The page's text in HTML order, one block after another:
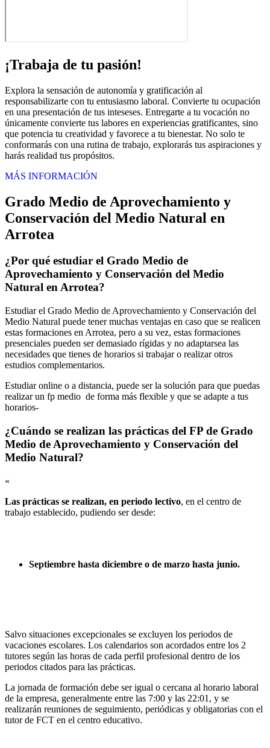
¡Trabaja de tu pasión!
Explora la sensación de autonomía y gratificación al
responsabilizarte con tu entusiasmo laboral. Convierte tu ocupación
en una presentación de tus inteseses. Entregarte a tu vocación no
únicamente convierte tus labores en experiencias gratificantes, sino
que potencia tu creatividad y favorece a tu bienestar. No solo te
conformarás con una rutina de trabajo, explorarás tus aspiraciones y
harás realidad tus propósitos.
MÁS INFORMACIÓN
Grado Medio de Aprovechamiento y
Conservación del Medio Natural en
Arrotea
¿Por qué estudiar el Grado Medio de
Aprovechamiento y Conservación del Medio
Natural en Arrotea?
Estudiar el Grado Medio de Aprovechamiento y Conservación del
Medio Natural puede tener muchas ventajas en caso que se realicen
estas formaciones en Arrotea, pero a su vez, estas formaciones
presenciales pueden ser demasiado rígidas y no adaptarsea las
necesidades que tienes de horarios si trabajar o realizar otros
estudios complementarios.
Estudiar online o a distancia, puede ser la solución para que puedas
realizar un fp medio de forma más flexible y que se adapte a tus
horarios-
¿Cuándo se realizan las prácticas del FP de Grado
Medio de Aprovechamiento y Conservación del
Medio Natural?
«
Las prácticas se realizan, en periodo lectivo, en el centro de
trabajo establecido, pudiendo ser desde:
Septiembre hasta diciembre o de marzo hasta junio.
Salvo situaciones excepcionales se excluyen los periodos de
vacaciones escolares. Los calendarios son acordados entre los 2
tutores según las horas de cada perfil profesional dentro de los
periodos citados para las prácticas.
La jornada de formación debe ser igual o cercana al horario laboral
de la empresa, generalmente entre las 7:00 y las 22:01, y se
realizarán reuniones de seguimiento, periódicas y obligatorias con el
tutor de FCT en el centro educativo.